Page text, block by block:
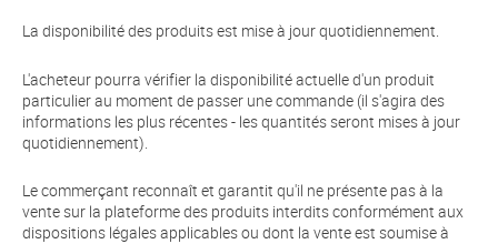
La disponibilité des produits est mise à jour quotidiennement.
L'acheteur pourra vérifier la disponibilité actuelle d'un produit
particulier au moment de passer une commande (il s'agira des
informations les plus récentes - les quantités seront mises à jour
quotidiennement).
Le commerçant reconnaît et garantit qu'il ne présente pas à la
vente sur la plateforme des produits interdits conformément aux
dispositions légales applicables ou dont la vente est soumise à